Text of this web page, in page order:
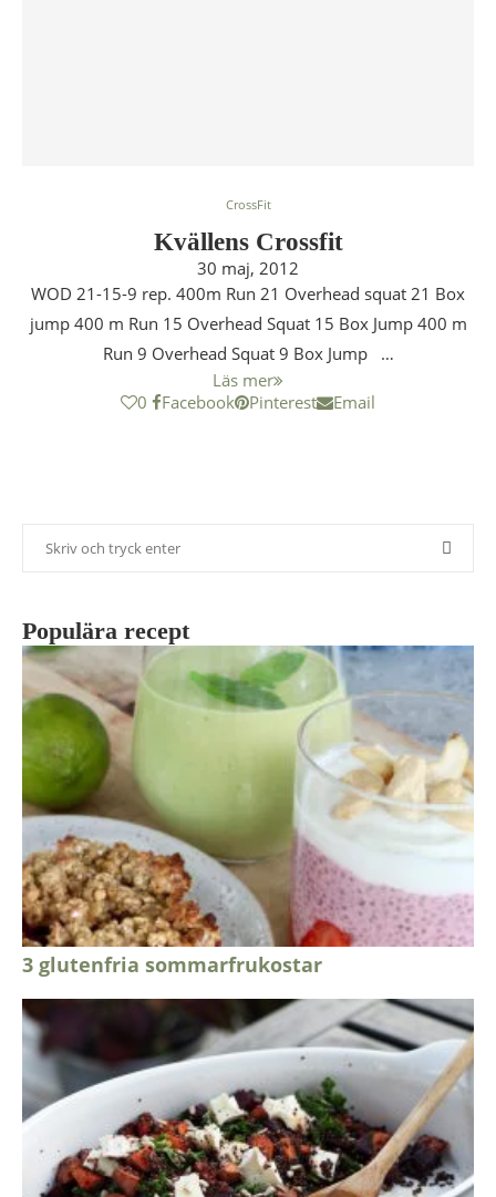
CrossFit
Kvällens Crossfit
30 maj, 2012
WOD 21-15-9 rep. 400m Run 21 Overhead squat 21 Box
jump 400 m Run 15 Overhead Squat 15 Box Jump 400 m
Run 9 Overhead Squat 9 Box Jump …
Läs mer
0
Facebook Pinterest Email
Populära recept
3 glutenfria sommarfrukostar